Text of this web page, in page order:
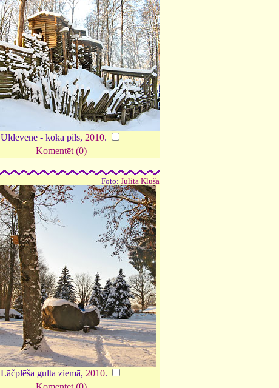
Uldevene - koka pils, 2010.
Komentēt (0)
Foto: Julita Kluša
Lāčplēša gulta ziemā, 2010.